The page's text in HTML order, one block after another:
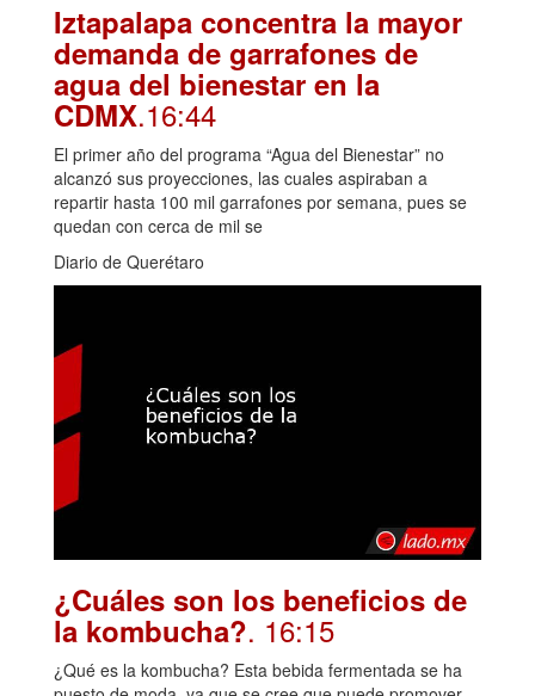
Iztapalapa concentra la mayor
demanda de garrafones de
agua del bienestar en la
CDMX.16:44
El primer año del programa “Agua del Bienestar” no
alcanzó sus proyecciones, las cuales aspiraban a
repartir hasta 100 mil garrafones por semana, pues se
quedan con cerca de mil se
Diario de Querétaro
¿Cuáles son los beneficios de
la kombucha?. 16:15
¿Qué es la kombucha? Esta bebida fermentada se ha